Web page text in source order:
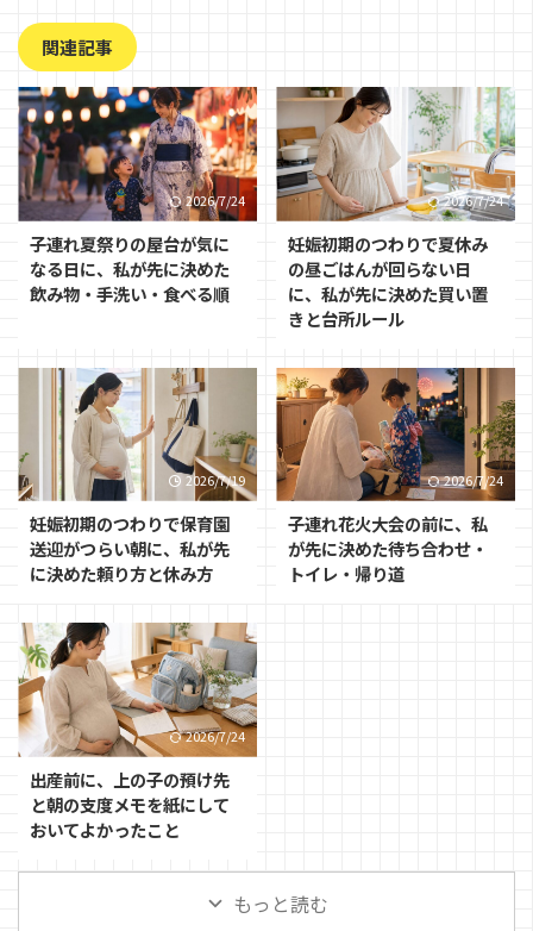
関連記事
2026/7/24
子連れ夏祭りの屋台が気に
なる日に、私が先に決めた
飲み物・手洗い・食べる順
2026/7/24
妊娠初期のつわりで夏休み
の昼ごはんが回らない日
に、私が先に決めた買い置
きと台所ルール
2026/7/19
妊娠初期のつわりで保育園
送迎がつらい朝に、私が先
に決めた頼り方と休み方
2026/7/24
子連れ花火大会の前に、私
が先に決めた待ち合わせ・
トイレ・帰り道
2026/7/24
出産前に、上の子の預け先
と朝の支度メモを紙にして
おいてよかったこと
もっと読む